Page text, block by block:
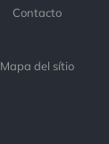
Contacto
Mapa del sítio